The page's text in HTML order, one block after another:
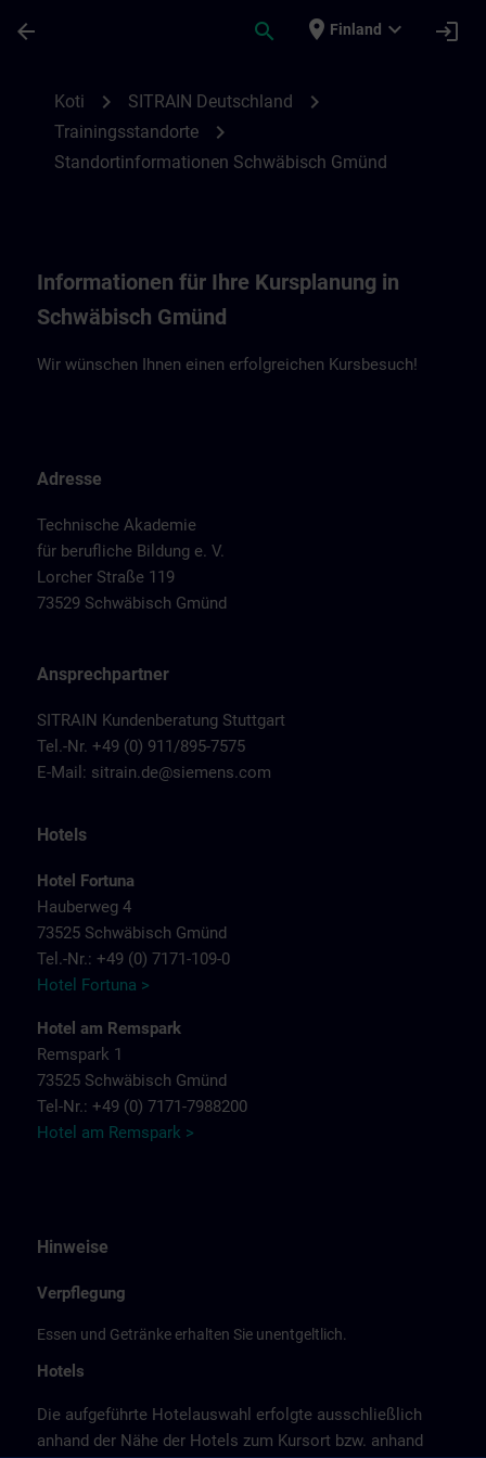
arrow_back search place Finland expand_more login
Koti chevron_right SITRAIN Deutschland chevron_right
Trainingsstandorte chevron_right
Standortinformationen Schwäbisch Gmünd
Informationen für Ihre Kursplanung in
Schwäbisch Gmünd
Wir wünschen Ihnen einen erfolgreichen Kursbesuch!
Adresse
Technische Akademie
für berufliche Bildung e. V.
Lorcher Straße 119
73529 Schwäbisch Gmünd
Ansprechpartner
SITRAIN Kundenberatung Stuttgart
Tel.-Nr. +49 (0) 911/895-7575
E-Mail: sitrain.de@siemens.com
Hotels
Hotel Fortuna
Hauberweg 4
73525 Schwäbisch Gmünd
Tel.-Nr.: +49 (0) 7171-109-0
Hotel Fortuna >
Hotel am Remspark
Remspark 1
73525 Schwäbisch Gmünd
Tel-Nr.: +49 (0) 7171-7988200
Hotel am Remspark >
Hinweise
Verpflegung
Essen und Getränke erhalten Sie unentgeltlich.
Hotels
Die aufgeführte Hotelauswahl erfolgte ausschließlich
anhand der Nähe der Hotels zum Kursort bzw. anhand